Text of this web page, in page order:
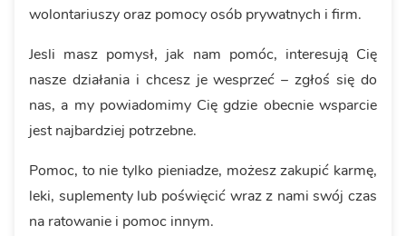
wolontariuszy oraz pomocy osób prywatnych i firm.
Jesli masz pomysł, jak nam pomóc, interesują Cię
nasze działania i chcesz je wesprzeć – zgłoś się do
nas, a my powiadomimy Cię gdzie obecnie wsparcie
jest najbardziej potrzebne.
Pomoc, to nie tylko pieniadze, możesz zakupić karmę,
leki, suplementy lub poświęcić wraz z nami swój czas
na ratowanie i pomoc innym.